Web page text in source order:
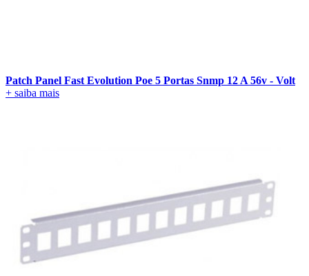
Patch Panel Fast Evolution Poe 5 Portas Snmp 12 A 56v - Volt
+ saiba mais